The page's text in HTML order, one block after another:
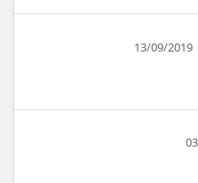
13/09/2019